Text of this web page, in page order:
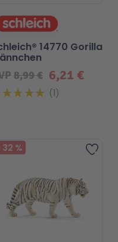
6,21 €
8,99 €
14770 Gorilla
1
hinzufügen Zur
32 %